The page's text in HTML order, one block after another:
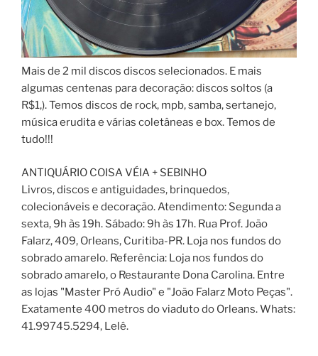
Mais de 2 mil discos discos selecionados. E mais
algumas centenas para decoração: discos soltos (a
R$1,). Temos discos de rock, mpb, samba, sertanejo,
música erudita e várias coletâneas e box. Temos de
tudo!!!
ANTIQUÁRIO COISA VÉIA + SEBINHO
Livros, discos e antiguidades, brinquedos,
colecionáveis e decoração. Atendimento: Segunda a
sexta, 9h às 19h. Sábado: 9h às 17h. Rua Prof. João
Falarz, 409, Orleans, Curitiba-PR. Loja nos fundos do
sobrado amarelo. Referência: Loja nos fundos do
sobrado amarelo, o Restaurante Dona Carolina. Entre
as lojas "Master Pró Audio" e "João Falarz Moto Peças".
Exatamente 400 metros do viaduto do Orleans. Whats:
41.99745.5294, Lelê.